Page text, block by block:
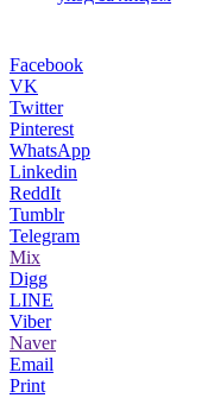
Facebook
VK
Twitter
Pinterest
WhatsApp
Linkedin
ReddIt
Tumblr
Telegram
Mix
Digg
LINE
Viber
Naver
Email
Print